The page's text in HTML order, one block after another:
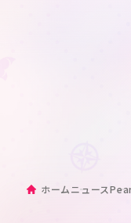
ホームニュース